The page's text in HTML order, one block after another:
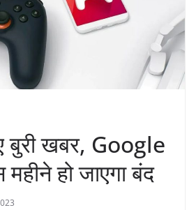
बुरी खबर, Google
हो जाएगा बंद